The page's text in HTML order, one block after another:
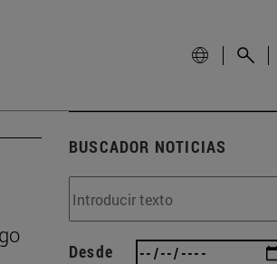
BUSCADOR NOTICIAS
Desde